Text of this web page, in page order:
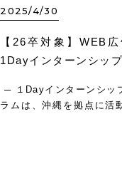
2025/4/30
【26卒対象】WEB
1Dayインターンシッ
─ １Dayインターンシッ
ラムは、沖縄を拠点に活